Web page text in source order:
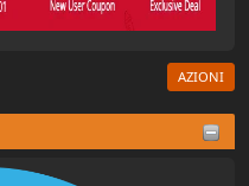
AZIONI